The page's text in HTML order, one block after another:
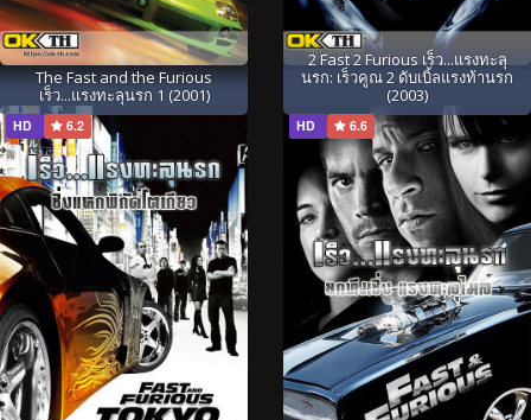
The Fast and the Furious
เร็ว...แรงทะลุนรก 1 (2001)
2 Fast 2 Furious เร็ว...แรงทะลุ
นรก: เร็วคูณ 2 ดับเบิ้ลแรงท้านรก
(2003)
HD 6.2 HD 6.6